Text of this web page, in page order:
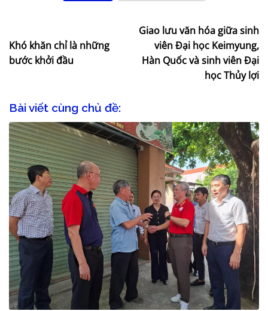
Khó khăn chỉ là những
bước khởi đầu
Giao lưu văn hóa giữa sinh
viên Đại học Keimyung,
Hàn Quốc và sinh viên Đại
học Thủy lợi
Bài viết cùng chủ đề: